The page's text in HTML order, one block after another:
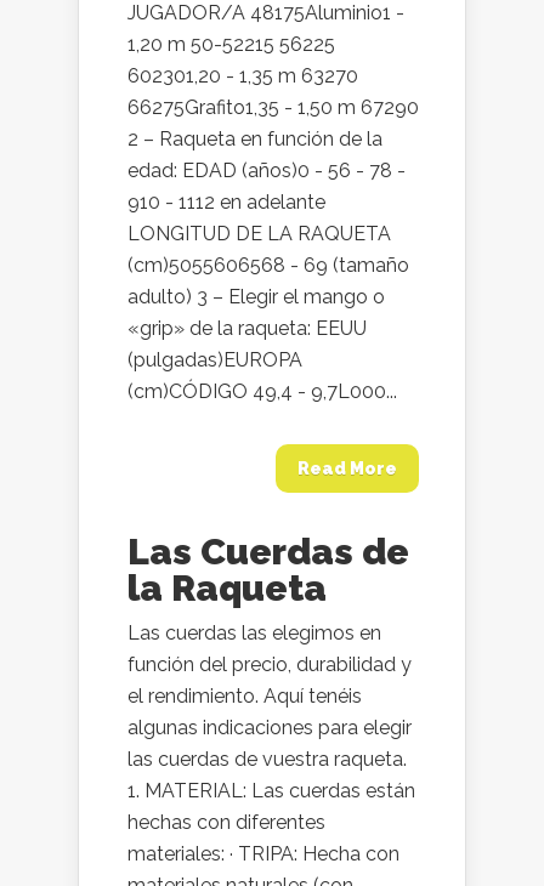
JUGADOR/A 48175Aluminio1 -
1,20 m 50-52215 56225
602301,20 - 1,35 m 63270
66275Grafito1,35 - 1,50 m 67290
2 – Raqueta en función de la
edad: EDAD (años)0 - 56 - 78 -
910 - 1112 en adelante
LONGITUD DE LA RAQUETA
(cm)5055606568 - 69 (tamaño
adulto) 3 – Elegir el mango o
«grip» de la raqueta: EEUU
(pulgadas)EUROPA
(cm)CÓDIGO 49,4 - 9,7L000...
Read More
Las Cuerdas de
la Raqueta
Las cuerdas las elegimos en
función del precio, durabilidad y
el rendimiento. Aquí tenéis
algunas indicaciones para elegir
las cuerdas de vuestra raqueta.
1. MATERIAL: Las cuerdas están
hechas con diferentes
materiales: · TRIPA: Hecha con